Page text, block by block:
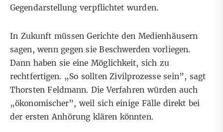
Gegendarstellung verpflichtet wurden.
In Zukunft müssen Gerichte den Medienhäusern
sagen, wenn gegen sie Beschwerden vorliegen.
Dann haben sie eine Möglichkeit, sich zu
rechtfertigen. „So sollten Zivilprozesse sein”, sagt
Thorsten Feldmann. Die Verfahren würden auch
„ökonomischer”, weil sich einige Fälle direkt bei
der ersten Anhörung klären könnten.